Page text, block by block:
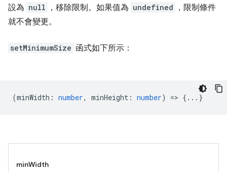
設為 null ，移除限制。如果值為 undefined
，限制條件
就不會變更。
setMinimumSize 函式如下所示：
(minWidth : number, minHeight : number) => {...}
minWidth